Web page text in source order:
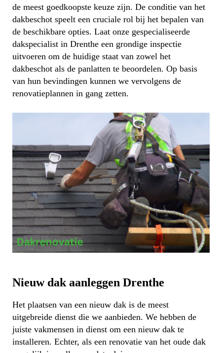
de meest goedkoopste keuze zijn. De conditie van het
dakbeschot speelt een cruciale rol bij het bepalen van
de beschikbare opties. Laat onze gespecialiseerde
dakspecialist in Drenthe een grondige inspectie
uitvoeren om de huidige staat van zowel het
dakbeschot als de panlatten te beoordelen. Op basis
van hun bevindingen kunnen we vervolgens de
renovatieplannen in gang zetten.
Nieuw dak aanleggen Drenthe
Het plaatsen van een nieuw dak is de meest
uitgebreide dienst die we aanbieden. We hebben de
juiste vakmensen in dienst om een nieuw dak te
installeren. Echter, als een renovatie van het oude dak